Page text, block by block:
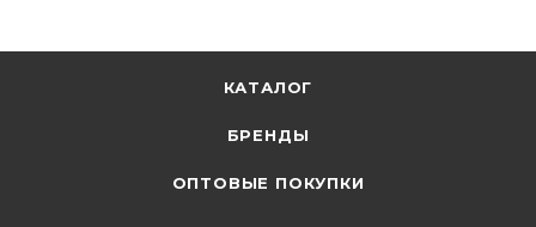
КАТАЛОГ
БРЕНДЫ
ОПТОВЫЕ ПОКУПКИ